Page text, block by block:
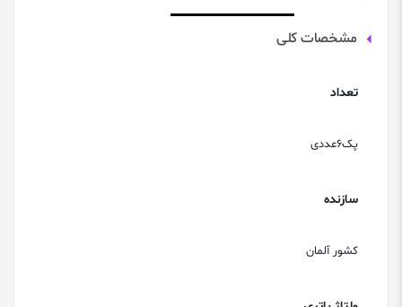
مشخصات کلی
تعداد
پک6عددی
سازنده
کشور آلمان